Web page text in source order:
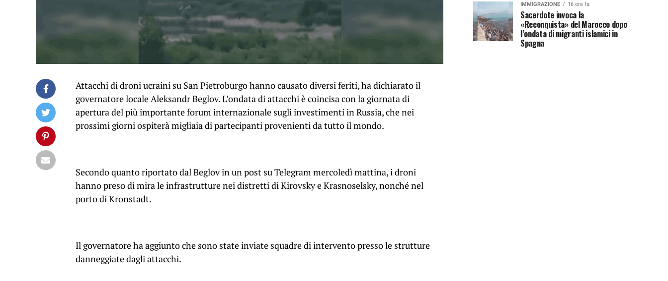
Attacchi di droni ucraini su San Pietroburgo hanno causato diversi feriti, ha dichiarato il
governatore locale Aleksandr Beglov. L’ondata di attacchi è coincisa con la giornata di
apertura del più importante forum internazionale sugli investimenti in Russia, che nei
prossimi giorni ospiterà migliaia di partecipanti provenienti da tutto il mondo.
Secondo quanto riportato dal Beglov in un post su Telegram mercoledì mattina, i droni
hanno preso di mira le infrastrutture nei distretti di Kirovsky e Krasnoselsky, nonché nel
porto di Kronstadt.
Il governatore ha aggiunto che sono state inviate squadre di intervento presso le strutture
danneggiate dagli attacchi.
IMMIGRAZIONE 16 ore fa
Sacerdote invoca la
«Reconquista» del Marocco dopo
l’ondata di migranti islamici in
Spagna